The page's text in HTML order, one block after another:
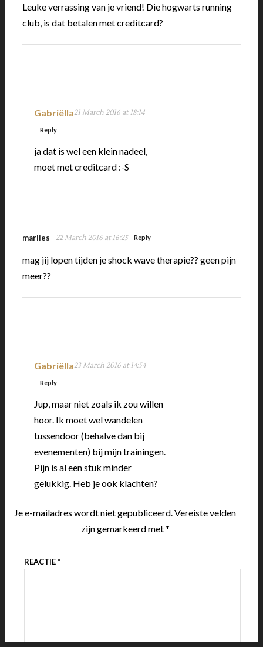
Leuke verrassing van je vriend! Die hogwarts running
club, is dat betalen met creditcard?
Gabriëlla21 March 2016 at 18:14
Reply
ja dat is wel een klein nadeel,
moet met creditcard :-S
marlies 22 March 2016 at 16:25 Reply
mag jij lopen tijden je shock wave therapie?? geen pijn
meer??
Gabriëlla23 March 2016 at 14:54
Reply
Jup, maar niet zoals ik zou willen
hoor. Ik moet wel wandelen
tussendoor (behalve dan bij
evenementen) bij mijn trainingen.
Pijn is al een stuk minder
gelukkig. Heb je ook klachten?
Je e-mailadres wordt niet gepubliceerd. Vereiste velden
zijn gemarkeerd met*
REACTIE*